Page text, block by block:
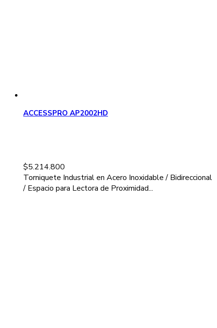
ACCESSPRO AP2002HD
$5.214.800
Torniquete Industrial en Acero Inoxidable / Bidireccional
/ Espacio para Lectora de Proximidad...